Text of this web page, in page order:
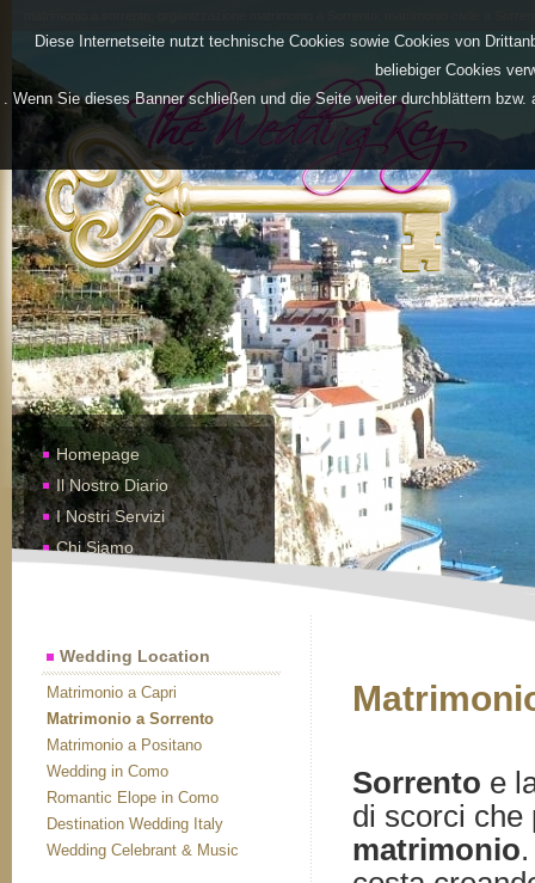
Diese Internetseite nutzt technische Cookies sowie Cookies von
beliebiger Cookies
. Wenn Sie dieses Banner schließen und die Seite weiter durchblättern
Homepage
Il Nostro Diario
I Nostri Servizi
Chi Siamo
Sorrento e
di scorci che
matrimonio
Wedding Location
Matrimonio a Capri
Matrimonio a Sorrento
Matrimonio a Positano
Wedding in Como
Romantic Elope in Como
Destination Wedding Italy
Wedding Celebrant & Music